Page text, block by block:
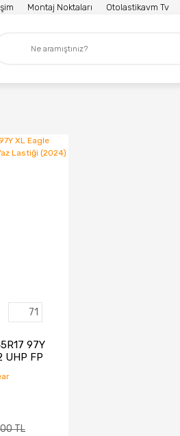
Montaj Noktaları Otolastikavm Tv
71
97Y
UHP FP
(2024)
TL